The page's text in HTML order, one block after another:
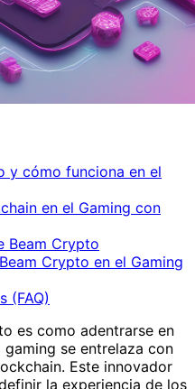
y cómo funciona en el
en el Gaming con
Beam Crypto
Crypto en el Gaming
(FAQ)
es como adentrarse en
se entrelaza con
Este innovador
la experiencia de los